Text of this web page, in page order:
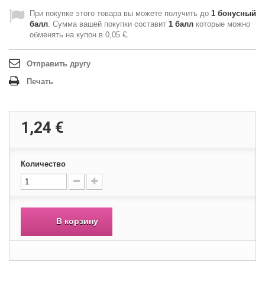
При покупке этого товара вы можете получить до 1 бонусный
балл. Сумма вашей покупки составит 1 балл которые можно
обменять на купон в 0,05 €.
Отправить другу
Печать
1,24 €
Количество
В корзину